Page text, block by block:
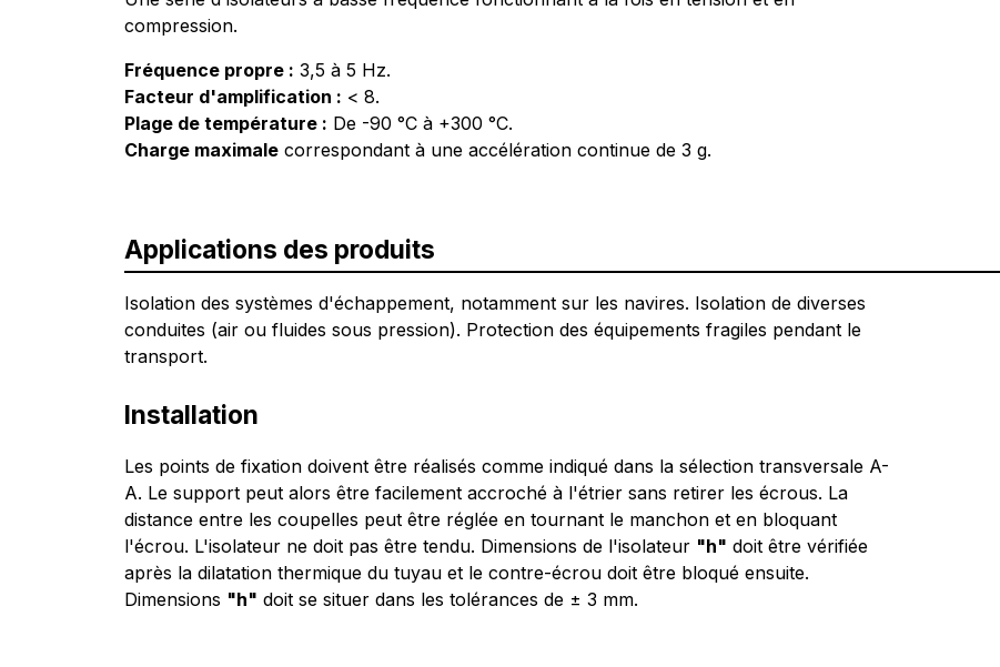
compression.
Fréquence propre : 3,5 à 5 Hz.
Facteur d'amplification : < 8.
Plage de température : De -90 °C à +300 °C.
Charge maximale correspondant à une accélération continue de 3 g.
Applications des produits
Isolation des systèmes d'échappement, notamment sur les navires. Isolation de diverses
conduites (air ou fluides sous pression). Protection des équipements fragiles pendant le
transport.
Installation
Les points de fixation doivent être réalisés comme indiqué dans la sélection transversale A-
A. Le support peut alors être facilement accroché à l'étrier sans retirer les écrous. La
distance entre les coupelles peut être réglée en tournant le manchon et en bloquant
l'écrou. L'isolateur ne doit pas être tendu. Dimensions de l'isolateur "h" doit être vérifiée
après la dilatation thermique du tuyau et le contre-écrou doit être bloqué ensuite.
Dimensions "h" doit se situer dans les tolérances de ± 3 mm.